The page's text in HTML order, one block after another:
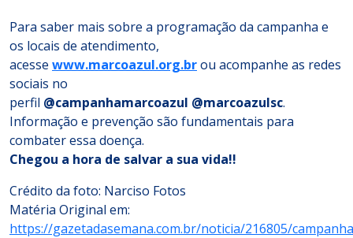
Para saber mais sobre a programação da campanha e
os locais de atendimento,
acesse www.marcoazul.org.brou acompanhe as redes
sociais no
perfil @campanhamarcoazul @marcoazulsc.
Informação e prevenção são fundamentais para
combater essa doença.
Chegou a hora de salvar a sua vida!!
Crédito da foto: Narciso Fotos
Matéria Original em:
https://gazetadasemana.com.br/noticia/216805/